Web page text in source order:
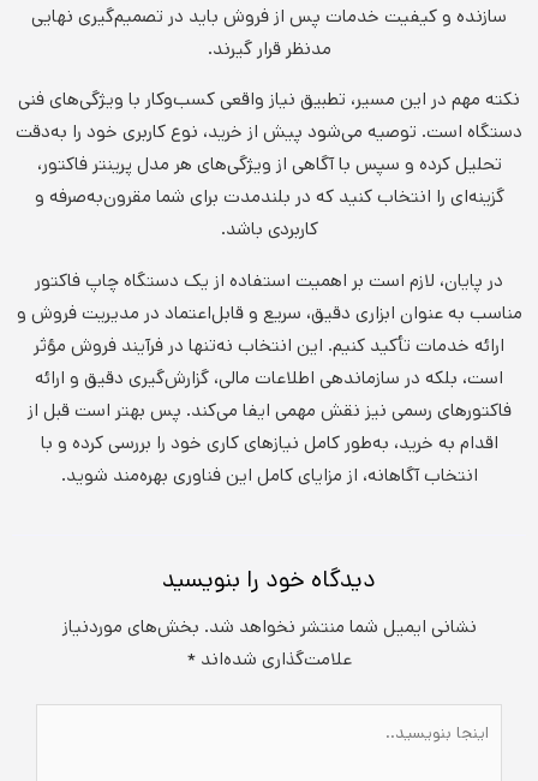
سازنده و کیفیت خدمات پس از فروش باید در تصمیم‌گیری نهایی
مدنظر قرار گیرند.
نکته مهم در این مسیر، تطبیق نیاز واقعی کسب‌وکار با ویژگی‌های فنی
دستگاه است. توصیه می‌شود پیش از خرید، نوع کاربری خود را به‌دقت
تحلیل کرده و سپس با آگاهی از ویژگی‌های هر مدل پرینتر فاکتور،
گزینه‌ای را انتخاب کنید که در بلندمدت برای شما مقرون‌به‌صرفه و
کاربردی باشد.
در پایان، لازم است بر اهمیت استفاده از یک دستگاه چاپ فاکتور
مناسب به عنوان ابزاری دقیق، سریع و قابل‌اعتماد در مدیریت فروش و
ارائه خدمات تأکید کنیم. این انتخاب نه‌تنها در فرآیند فروش مؤثر
است، بلکه در سازماندهی اطلاعات مالی، گزارش‌گیری دقیق و ارائه
فاکتورهای رسمی نیز نقش مهمی ایفا می‌کند. پس بهتر است قبل از
اقدام به خرید، به‌طور کامل نیازهای کاری خود را بررسی کرده و با
انتخاب آگاهانه، از مزایای کامل این فناوری بهره‌مند شوید.
دیدگاه‌ خود را بنویسید
نشانی ایمیل شما منتشر نخواهد شد. بخش‌های موردنیاز
علامت‌گذاری شده‌اند*
بنویسید..